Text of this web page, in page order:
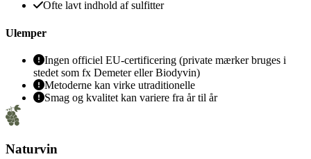
Ofte lavt indhold af sulfitter
Ulemper
Ingen officiel EU-certificering (private mærker bruges i
stedet som fx Demeter eller Biodyvin)
Metoderne kan virke utraditionelle
Smag og kvalitet kan variere fra år til år
Naturvin